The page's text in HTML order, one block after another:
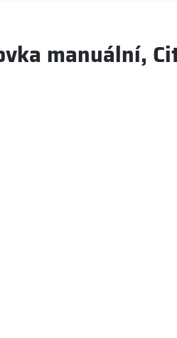
manuální,